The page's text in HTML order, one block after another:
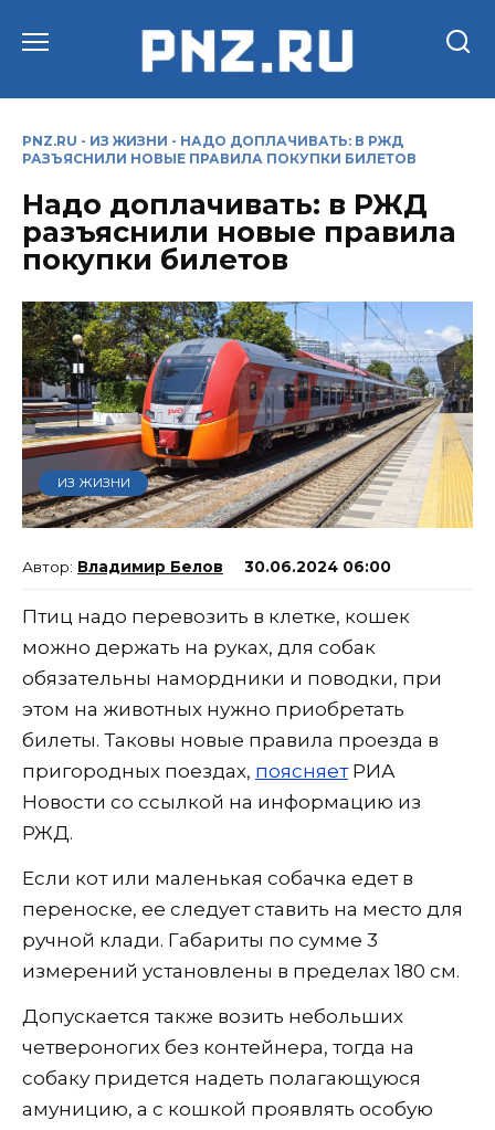
PNZ.RU - ИЗ ЖИЗНИ - НАДО ДОПЛАЧИВАТЬ: В РЖД
РАЗЪЯСНИЛИ НОВЫЕ ПРАВИЛА ПОКУПКИ БИЛЕТОВ
Надо доплачивать: в РЖД
разъяснили новые правила
покупки билетов
ИЗ ЖИЗНИ
Владимир Белов 30.06.2024 06:00
Птиц надо перевозить в клетке, кошек
можно держать на руках, для собак
обязательны намордники и поводки, при
этом на животных нужно приобретать
билеты. Таковы новые правила проезда в
пригородных поездах, поясняетРИА
Новости со ссылкой на информацию из
РЖД.
Если кот или маленькая собачка едет в
переноске, ее следует ставить на место для
ручной клади. Габариты по сумме 3
измерений установлены в пределах 180 см.
Допускается также возить небольших
четвероногих без контейнера, тогда на
собаку придется надеть полагающуюся
амуницию, а с кошкой проявлять особую